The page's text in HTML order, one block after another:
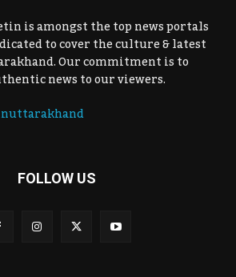
is amongst the top news portals
to cover the culture & latest
Our commitment is to
news to our viewers.
FOLLOW US